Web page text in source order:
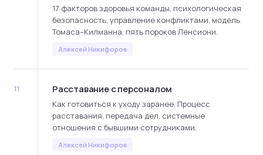
17 факторов здоровья команды, психологическая
безопасность, управление конфликтами, модель
Томаса–Килманна, пять пороков Ленсиони.
Алексей Никифоров
11 Расставание с персоналом
Как готовиться к уходу заранее. Процесс
расставания, передача дел, системные
отношения с бывшими сотрудниками.
Алексей Никифоров